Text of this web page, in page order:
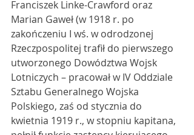
Franciszek Linke-Crawford oraz
Marian Gaweł (w 1918 r. po
zakończeniu I wś. w odrodzonej
Rzeczpospolitej trafił do pierwszego
utworzonego Dowództwa Wojsk
Lotniczych – pracował w IV Oddziale
Sztabu Generalnego Wojska
Polskiego, zaś od stycznia do
kwietnia 1919 r., w stopniu kapitana,